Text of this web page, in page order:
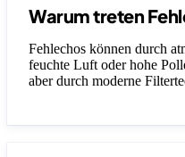
Warum treten
Fehlechos können durch
feuchte Luft oder hohe
aber durch moderne